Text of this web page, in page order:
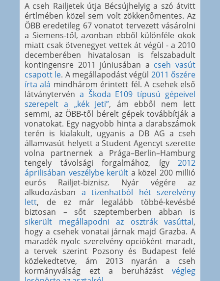
A cseh Railjetek útja Bécsújhelyig a szó átvitt
értlmében közel sem volt zökkenőmentes. Az
ÖBB eredetileg 67 vonatot tervezett vásárolni
a Siemens-től, azonban ebből különféle okok
miatt csak ötvenegyet vettek át végül - a 2010
decemberében hivatalosan is felszabadult
kontingensre 2011 júniusában a cseh vasút
csapott le. A megállapodást végül 2011 őszére
írta alá mindhárom érintett fél. A csehek első
látványtervén a Škoda E109 típusú gépeivel
szerepelt a „kék Jeti”, ám ebből nem lett
semmi, az ÖBB-től bérelt gépek továbbítják a
vonatokat. Egy nagyobb hinta a darabszámok
terén is kialakult, ugyanis a DB AG a cseh
államvasút helyett a Student Agencyt szerette
volna partnernek a Prága–Berlin–Hamburg
tengely távolsági forgalmához, így 2012
áprilisában veszélybe került a közel 200 millió
eurós Railjet-biznisz. Nyár végére az
alkudozásban a tizenhatból hét szerelvény
lett, de ez már legalább többé-kevésbé
biztosan – sőt szeptemberben abban is
sikerült megállapodni az osztrák vasúttal,
hogy a csehek vonatai járnak majd Grazba. A
maradék nyolc szerelvény opcióként maradt,
a tervek szerint Pozsony és Budapest felé
közlekedtetve, ám 2013 nyarán a cseh
kormányválság ezt a beruházást végleg